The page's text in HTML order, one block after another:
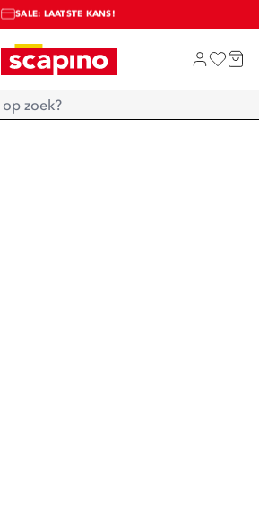
TOT 70% KORTING OP SALE
SALE: LAATSTE KANS!
SHOP NIEUW
Home